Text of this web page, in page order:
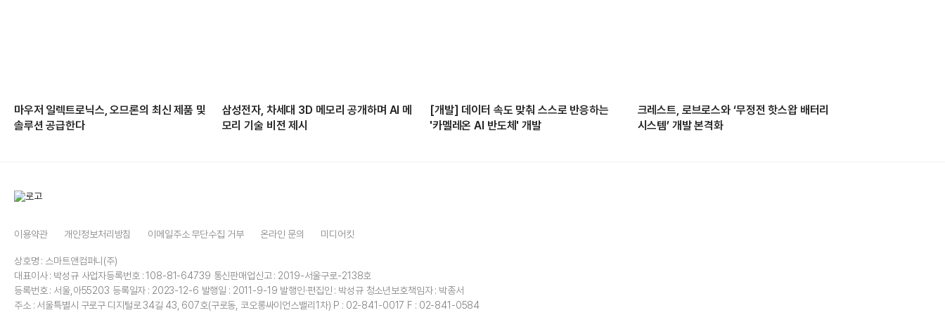
마우저 일렉트로닉스, 오므론의 최신 제품 및
솔루션 공급한다
삼성전자, 차세대 3D 메모리 공개하며 AI 메
모리 기술 비전 제시
[개발] 데이터 속도 맞춰 스스로 반응하는
'카멜레온 AI 반도체' 개발
크레스트, 로브로스와 ‘무정전 핫스왑 배터리
시스템’ 개발 본격화
이용약관 개인정보처리방침 이메일주소 무단수집 거부 온라인 문의 미디어킷
상호명 : 스마트앤컴퍼니(주)
대표이사 : 박성규 사업자등록번호 : 108-81-64739 통신판매업신고 : 2019-서울구로-2138호
등록번호 : 서울,아55203 등록일자 : 2023-12-6 발행일 : 2011-9-19 발행인·편집인 : 박성규 청소년보호책임자 : 박종서
주소 : 서울특별시 구로구 디지털로 34길 43, 607호(구로동, 코오롱싸이언스밸리1차) P : 02-841-0017 F : 02-841-0584